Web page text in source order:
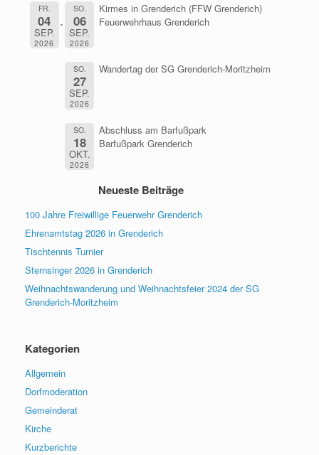
FR.
04
SEP.
2026
SO.
06
SEP.
2026
Kirmes in Grenderich (FFW Grenderich)
Feuerwehrhaus Grenderich
SO.
27
SEP.
2026
Wandertag der SG Grenderich-Moritzheim
SO.
18
OKT.
2026
Abschluss am Barfußpark
Barfußpark Grenderich
Neueste Beiträge
100 Jahre Freiwillige Feuerwehr Grenderich
Ehrenamtstag 2026 in Grenderich
Tischtennis Turnier
Sternsinger 2026 in Grenderich
Weihnachtswanderung und Weihnachtsfeier 2024 der SG
Grenderich-Moritzheim
Kategorien
Allgemein
Dorfmoderation
Gemeinderat
Kirche
Kurzberichte